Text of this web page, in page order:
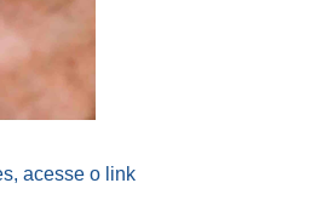
acesse o link